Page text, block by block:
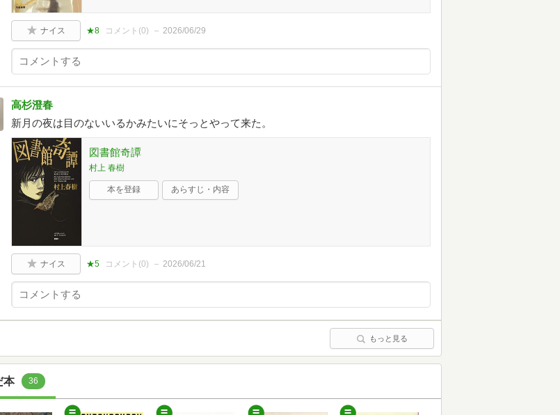
ナイス ★8 コメント(0) 2026/06/29
高杉澄春
新月の夜は目のないいるかみたいにそっとやって来た。
図書館奇譚
村上 春樹
本を登録 あらすじ・内容
ナイス ★5 コメント(0) 2026/06/21
もっと見る
本 36